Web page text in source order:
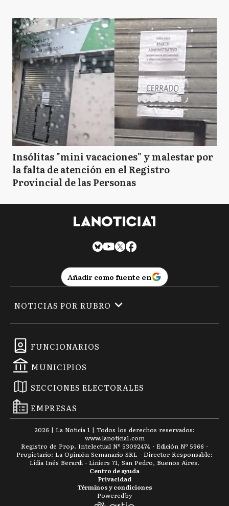
Insólitas "mini vacaciones" y malestar por
la falta de atención en el Registro
Provincial de las Personas
Añadir como fuente en
FUNCIONARIOS
MUNICIPIOS
SECCIONES ELECTORALES
EMPRESAS
NOTICIAS POR RUBRO
2026 | La Noticia 1 | Todos los derechos reservados:
www.lanoticia1.com
Registro de Prop. Intelectual Nº 53092474 · Edición Nº 5966 -
Propietario: La Opinión Semanario SRL - Director Responsable:
Lidia Inés Berardi - Liniers 71, San Pedro, Buenos Aires.
Términos y condiciones
Privacidad
Centro de ayuda
Powered by